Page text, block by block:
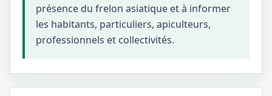
présence du frelon asiatique et à informer
les habitants, particuliers, apiculteurs,
professionnels et collectivités.